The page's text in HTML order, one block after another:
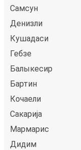
Самсун
Денизли
Кушадаси
Гебзе
Балыкесир
Бартин
Кoчаели
Сакарија
Мармарис
Дидим